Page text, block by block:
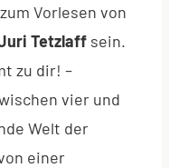
Vorlesen von
Tetzlaff sein.
zu dir! –
vier und
Welt der
einer